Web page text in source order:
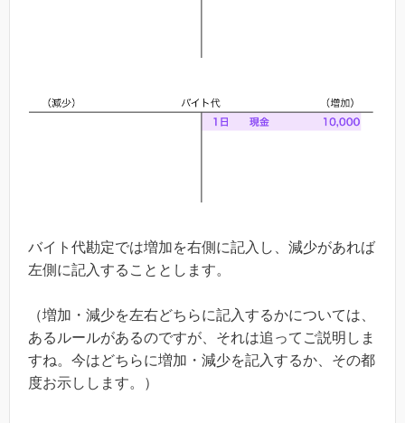
バイト代勘定では増加を右側に記入し、減少があれば
左側に記入することとします。
（増加・減少を左右どちらに記入するかについては、
あるルールがあるのですが、それは追ってご説明しま
すね。今はどちらに増加・減少を記入するか、その都
度お示しします。）